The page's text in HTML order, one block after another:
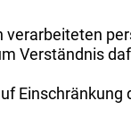
verarbeiteten
Verständnis